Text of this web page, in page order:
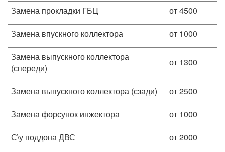
Замена прокладки ГБЦ
от 4500
Замена впускного коллектора
от 1000
Замена выпускного коллектора
(спереди)
от 1300
Замена выпускного коллектора (сзади)
от 2500
Замена форсунок инжектора
от 1000
С\у поддона ДВС
от 2000